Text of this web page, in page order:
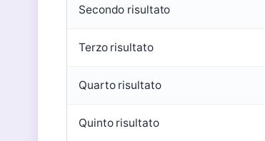
Secondo risultato
Terzo risultato
Quarto risultato
Quinto risultato